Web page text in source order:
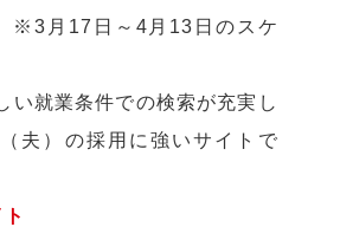
※3月17日～4月13日のスケ
就業条件での検索が充実し
夫）の採用に強いサイトで